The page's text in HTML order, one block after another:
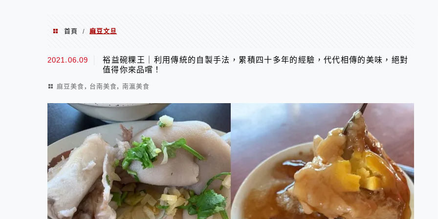
首頁 / 麻豆文旦
麻豆文旦
2021.06.09
裕益碗粿王｜利用傳統的自製手法，累積四十多年的經驗，代代相傳的美味，絕對
值得你來品嚐！
麻豆美食 , 台南美食, 南瀛美食